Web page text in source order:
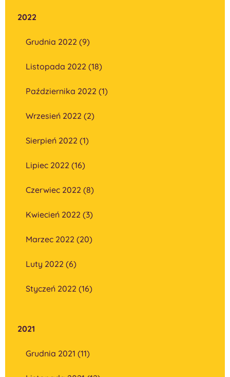
2022
Grudnia 2022 (9)
Listopada 2022 (18)
Października 2022 (1)
Wrzesień 2022 (2)
Sierpień 2022 (1)
Lipiec 2022 (16)
Czerwiec 2022 (8)
Kwiecień 2022 (3)
Marzec 2022 (20)
Luty 2022 (6)
Styczeń 2022 (16)
2021
Grudnia 2021 (11)